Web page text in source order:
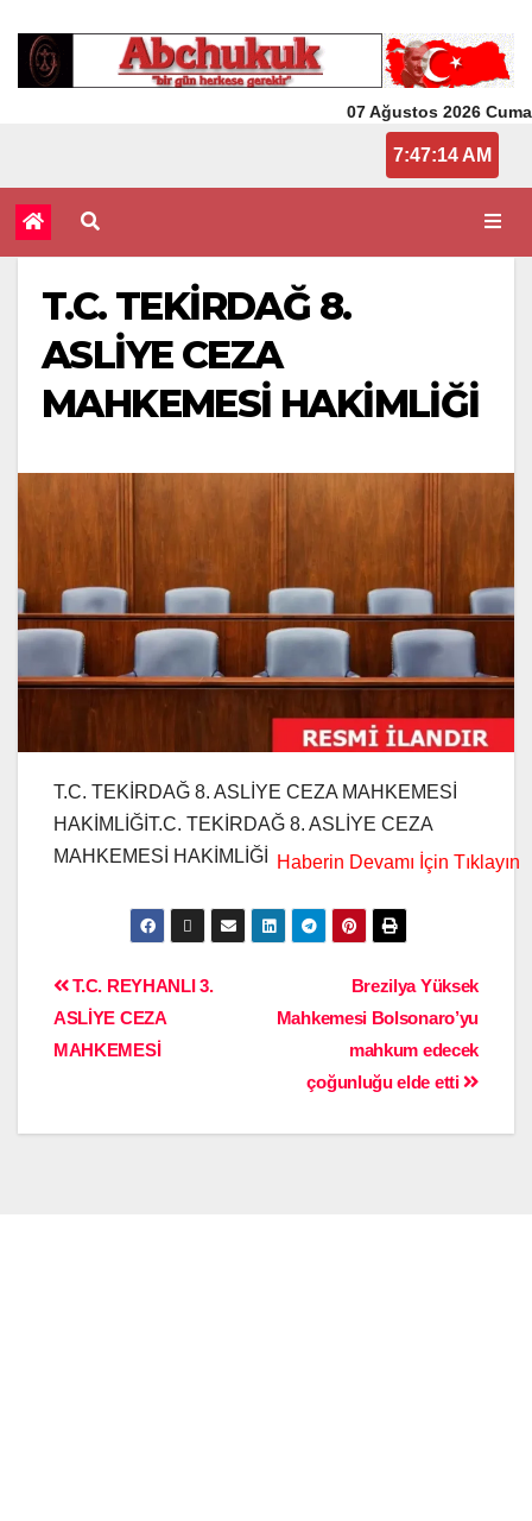
07 Ağustos 2026 Cuma
7:47:14 AM
T.C. TEKİRDAĞ 8.
ASLİYE CEZA
MAHKEMESİ HAKİMLİĞİ
T.C. TEKİRDAĞ 8. ASLİYE CEZA MAHKEMESİ
HAKİMLİĞİT.C. TEKİRDAĞ 8. ASLİYE CEZA
MAHKEMESİ HAKİMLİĞİ
Brezilya Yüksek
Mahkemesi Bolsonaro’yu
mahkum edecek
çoğunluğu elde etti
T.C. REYHANLI 3.
ASLİYE CEZA
MAHKEMESİ